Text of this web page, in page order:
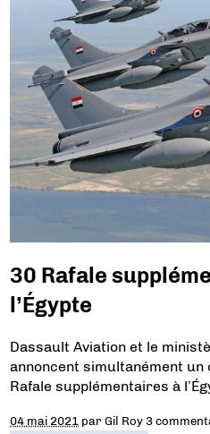
30 Rafale
l’Égypte
Dassault Aviation et le
annoncent simultanément un
Rafale supplémentaires à
04 mai 2021 parGil Roy 3